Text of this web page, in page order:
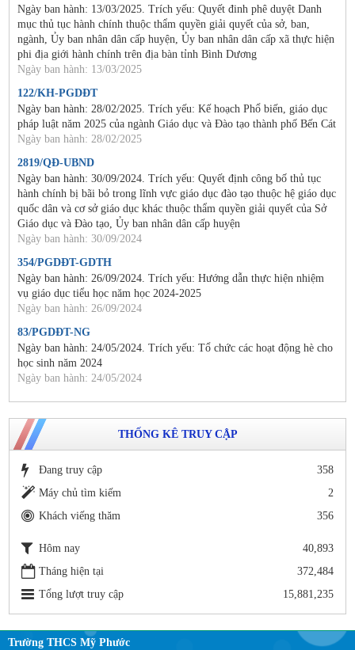
Ngày ban hành: 13/03/2025. Trích yếu: Quyết đinh phê duyệt Danh
mục thủ tục hành chính thuộc thẩm quyền giải quyết của sở, ban,
ngành, Ủy ban nhân dân cấp huyện, Ủy ban nhân dân cấp xã thực hiện
phi địa giới hành chính trên địa bàn tỉnh Bình Dương
Ngày ban hành: 13/03/2025
122/KH-PGDĐT
Ngày ban hành: 28/02/2025. Trích yếu: Kế hoạch Phổ biến, giáo dục
pháp luật năm 2025 của ngành Giáo dục và Đào tạo thành phố Bến Cát
Ngày ban hành: 28/02/2025
2819/QĐ-UBND
Ngày ban hành: 30/09/2024. Trích yếu: Quyết định công bố thủ tục
hành chính bị bãi bỏ trong lĩnh vực giáo dục đào tạo thuộc hệ giáo dục
quốc dân và cơ sở giáo dục khác thuộc thẩm quyền giải quyết của Sở
Giáo dục và Đào tạo, Ủy ban nhân dân cấp huyện
Ngày ban hành: 30/09/2024
354/PGDĐT-GDTH
Ngày ban hành: 26/09/2024. Trích yếu: Hướng dẫn thực hiện nhiệm
vụ giáo dục tiểu học năm học 2024-2025
Ngày ban hành: 26/09/2024
83/PGDĐT-NG
Ngày ban hành: 24/05/2024. Trích yếu: Tổ chức các hoạt động hè cho
học sinh năm 2024
Ngày ban hành: 24/05/2024
THỐNG KÊ TRUY CẬP
Đang truy cập
358
Máy chủ tìm kiếm
2
Khách viếng thăm
356
Hôm nay
40,893
Tháng hiện tại
372,484
Tổng lượt truy cập
15,881,235
Trường THCS Mỹ Phước